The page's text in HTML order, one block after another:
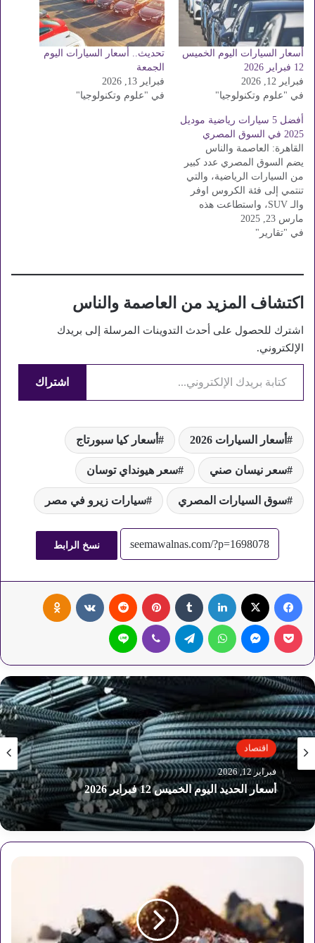
أسعار السيارات اليوم الخميس
12 فبراير 2026
فبراير 12, 2026
في "علوم وتكنولوجيا"
تحديث.. أسعار السيارات اليوم
الجمعة
فبراير 13, 2026
في "علوم وتكنولوجيا"
أفضل 5 سيارات رياضية موديل
2025 في السوق المصري
القاهرة: العاصمة والناس
يضم السوق المصري عدد كبير
من السيارات الرياضية، والتي
تنتمي إلى فئة الكروس اوفر
والـ SUV، واستطاعت هذه
الفئات أن تحظى بشعبية كبيرة
محليًا وعالميًا، نسبة إلى
والتقنيات الخاصة بكل إصدار
يقدم موقع "صدى البلد"…
مارس 23, 2025
في "تقارير"
اكتشاف المزيد من العاصمة والناس
اشترك للحصول على أحدث التدوينات المرسلة إلى بريدك
الإلكتروني.
كتابة بريدك الإلكتروني...
اشتراك
أسعار السيارات 2026 أسعار كيا سبورتاج
سعر نيسان صني سعر هيونداي توسان
سوق السيارات المصري سيارات زيرو في مصر
نسخ الرابط
اقتصاد
فبراير 12, 2026
أسعار الحديد اليوم الخميس 12 فبراير 2026
اقتصاد
فبراير 12, 2026
أ
ا